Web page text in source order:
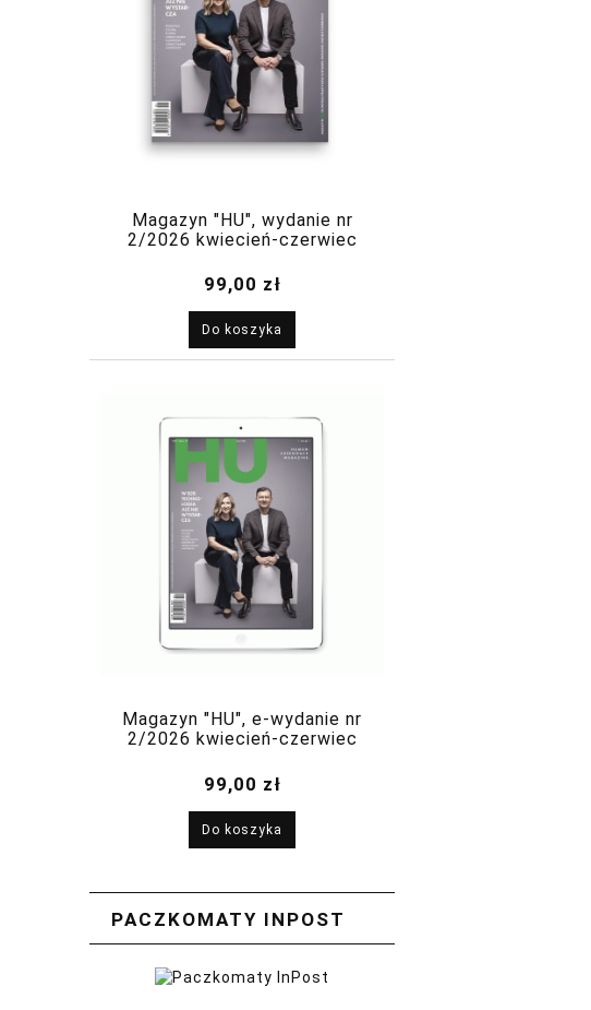
Magazyn "HU", wydanie nr
2/2026 kwiecień-czerwiec
99,00 zł
Do koszyka
Magazyn "HU", e-wydanie nr
2/2026 kwiecień-czerwiec
99,00 zł
Do koszyka
PACZKOMATY INPOST